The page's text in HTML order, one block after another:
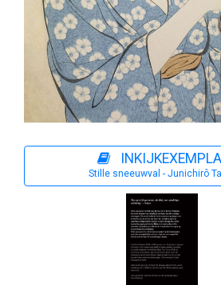
Stille sneeuwval - Junichirô